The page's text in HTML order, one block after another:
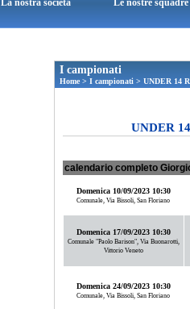
La nostra società Le nostre squadre
I campionati
Home> I campionati> UNDER 14
UNDER
calendario completo
Domenica 10/09/2023 10:30
Comunale, Via Bissoli, San Floriano
Domenica 17/09/2023 10:30
Comunale "Paolo Barison", Via Buonarotti,
Vittorio Veneto
Domenica 24/09/2023 10:30
Comunale, Via Bissoli, San Floriano